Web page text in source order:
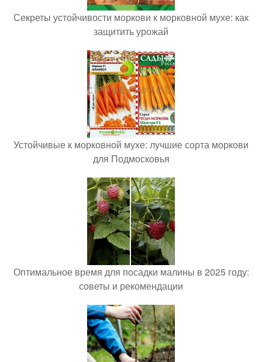
Секреты устойчивости моркови к морковной мухе: как
защитить урожай
Устойчивые к морковной мухе: лучшие сорта моркови
для Подмосковья
Оптимальное время для посадки малины в 2025 году:
советы и рекомендации